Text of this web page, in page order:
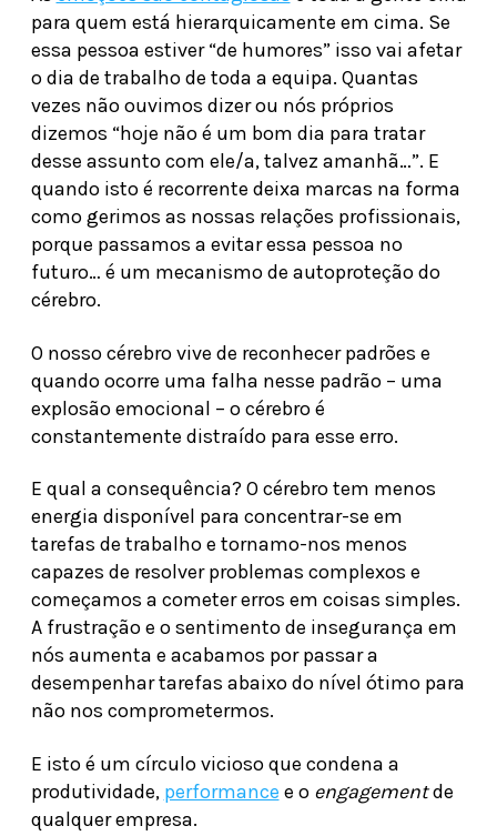
para quem está hierarquicamente em cima. Se
essa pessoa estiver “de humores” isso vai afetar
o dia de trabalho de toda a equipa. Quantas
vezes não ouvimos dizer ou nós próprios
dizemos “hoje não é um bom dia para tratar
desse assunto com ele/a, talvez amanhã…”. E
quando isto é recorrente deixa marcas na forma
como gerimos as nossas relações profissionais,
porque passamos a evitar essa pessoa no
futuro… é um mecanismo de autoproteção do
cérebro.
O nosso cérebro vive de reconhecer padrões e
quando ocorre uma falha nesse padrão – uma
explosão emocional – o cérebro é
constantemente distraído para esse erro.
E qual a consequência? O cérebro tem menos
energia disponível para concentrar-se em
tarefas de trabalho e tornamo-nos menos
capazes de resolver problemas complexos e
começamos a cometer erros em coisas simples.
A frustração e o sentimento de insegurança em
nós aumenta e acabamos por passar a
desempenhar tarefas abaixo do nível ótimo para
não nos comprometermos.
E isto é um círculo vicioso que condena a
produtividade, performance e o engagementde
qualquer empresa.